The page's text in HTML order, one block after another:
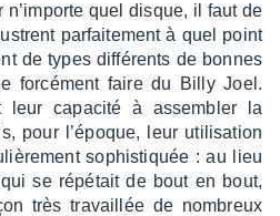
n’im­porte quel disque, il faut de
parfai­te­ment à quel point
de types diffé­rents de bonnes
forcé­ment faire du Billy Joel.
leur capa­cité à assem­bler la
pour l’époque, leur utili­sa­tion
sophis­tiquée : au lieu
se répé­tait de bout en bout,
très travaillée de nombreux